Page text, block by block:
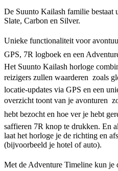
De Suunto Kailash familie bestaat
Slate, Carbon en Silver.
Unieke functionaliteit voor
GPS, 7R logboek en een
Het Suunto Kailash horloge
reizigers zullen waarderen  zoals
locatie-updates via GPS en een
overzicht toont van je avonturen 
hebt bezocht en hoe ver je hebt
saffieren 7R knop te drukken. En
laat het horloge je de richting en
(bijvoorbeeld je hotel of auto).
Met de Adventure Timeline kun